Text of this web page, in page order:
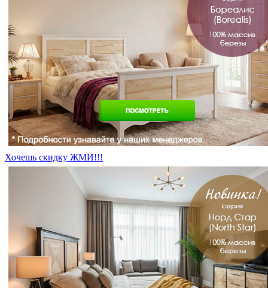
Хочешь скидку ЖМИ!!!